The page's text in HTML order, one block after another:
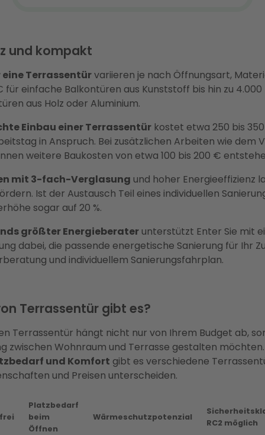
und kompakt
eine Terrassentürvariieren je nach Öffnungsart,
für einfache Balkontüren aus Kunststoff bis hin zu
aus Holz oder Aluminium.
Einbau einer Terrassentür kostet etwa 250 bis
in Anspruch. Bei zusätzlichen Arbeiten wie dem
weitere Baukosten von etwa 100 bis 200 €
mit 3-fach-Verglasung und hoher Energieeffizienz
Ist der Austausch Teil eines individuellen
sogar auf 20 %.
größter Energieberater unterstützt Enter Sie mit
dabei, die passende energetische Sanierung für Ihr
und individuellem Sanierungsfahrplan.
Terrassentür gibt es?
Terrassentür hängt nicht nur von Ihrem Budget ab,
zwischen Wohnraum und Terrasse gestalten
und Komfort gibt es verschiedene
und Preisen unterscheiden.
Platzbedarf
beim
Öffnen
Wärmeschutzpotenzial
RC2 möglich